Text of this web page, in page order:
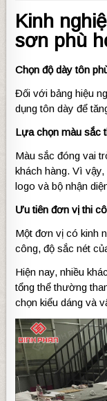
Kinh
sơn phù
Chọn độ dày tôn
Đối với bảng hiệu
dụng tôn dày để
Lựa chọn màu sắc
Màu sắc đóng vai
khách hàng. Vì
logo và bộ nhận
Ưu tiên đơn vị thi
Một đơn vị có kinh
công, độ sắc nét
Hiện nay, nhiều
tổng thể thường
chọn kiểu dáng và